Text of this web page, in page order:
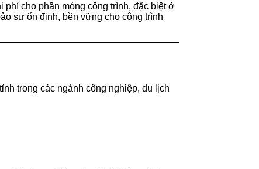
phí cho phần móng công trình, đặc biệt ở
sự ổn định, bền vững cho công trình
trong các ngành công nghiệp, du lịch